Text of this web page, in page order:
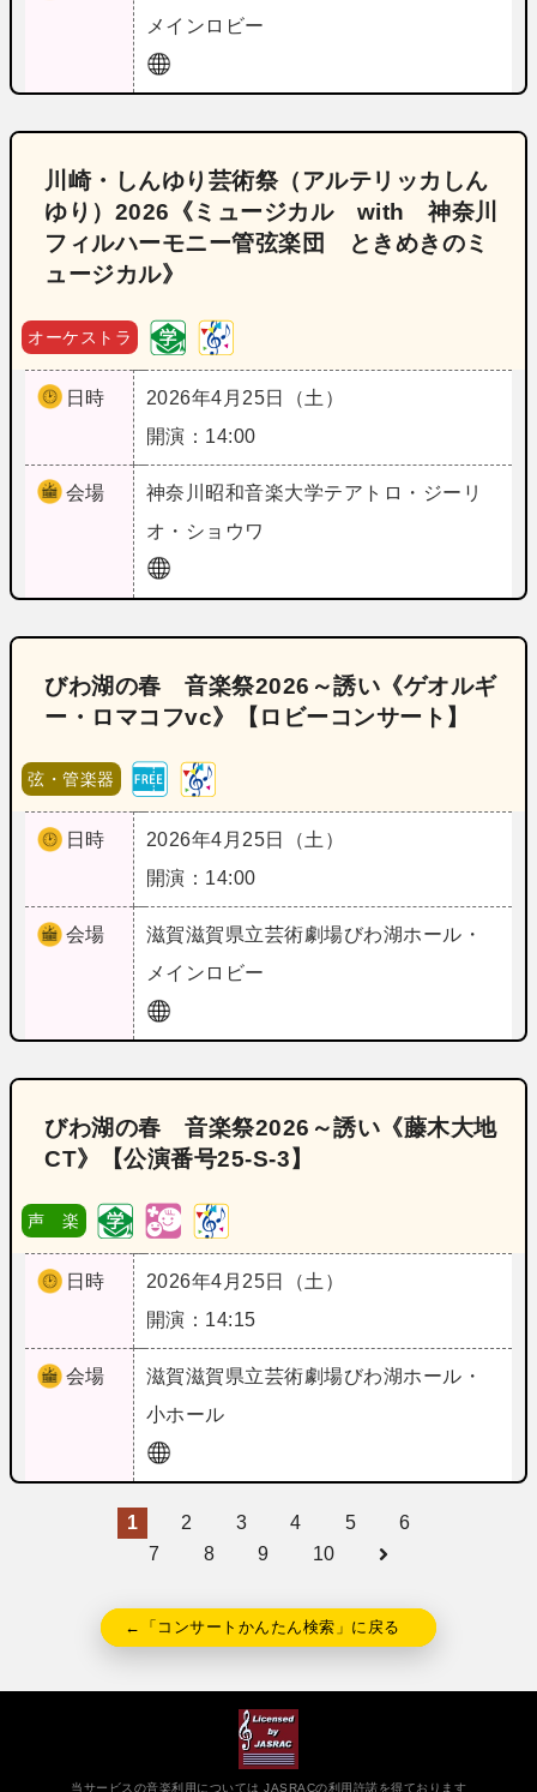
メインロビー
川崎・しんゆり芸術祭（アルテリッカしん
ゆり）2026《ミュージカル with 神奈川
フィルハーモニー管弦楽団 ときめきのミ
ュージカル》
オーケストラ
日時
2026年4月25日（土）
開演：14:00
会場 神奈川 昭和音楽大学テアトロ・ジーリ
オ・ショウワ
びわ湖の春 音楽祭2026～誘い《ゲオルギ
ー・ロマコフvc》【ロビーコンサート】
弦・管楽器
日時
2026年4月25日（土）
開演：14:00
会場 滋賀滋賀県立芸術劇場びわ湖ホール・
メインロビー
びわ湖の春 音楽祭2026～誘い《藤木大地
CT》【公演番号25‐S‐3】
声 楽
日時
2026年4月25日（土）
開演：14:15
会場 滋賀滋賀県立芸術劇場びわ湖ホール・
小ホール
1 2 3 4 5
6
7
8 9 10
←「コンサートかんたん検索」に戻る
当サービスの音楽利用については JASRACの利用許諾を得ております